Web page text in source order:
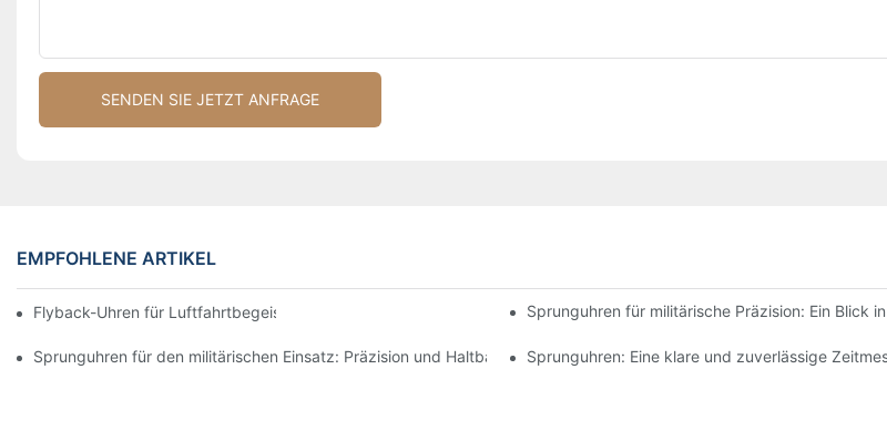
SENDEN SIE JETZT ANFRAGE
EMPFOHLENE ARTIKEL
Flyback-Uhren für Luftfahrtbegeisterte: Funktionalität und Stil vereintSprunguhren für militärische Präzision: Ein Blick
Sprunguhren für den militärischen Einsatz: Präzision und Haltbarkeit Sprunguhren: Eine klare und zuverlässige